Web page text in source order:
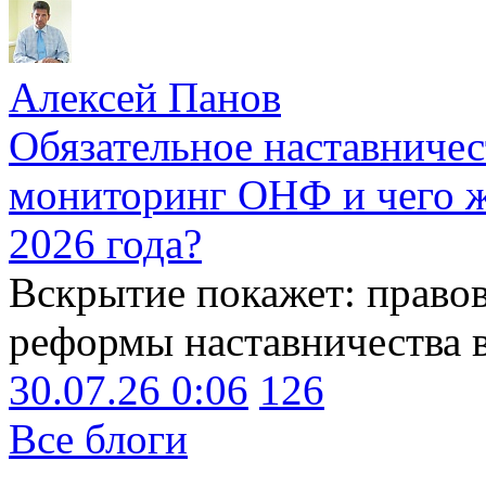
Алексей Панов
Обязательное
мониторинг ОНФ и чего
2026 года?
Вскрытие покажет:
реформы наставничества
30.07.26 0:06 126
Все блоги